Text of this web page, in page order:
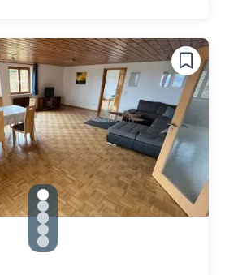
gallery.slide_selector
Zu Slide 1 wechseln
Zu Slide 2 wechseln
Zu Slide 3 wechseln
Zu Slide 4 wechseln
Zu Slide 5 wechseln